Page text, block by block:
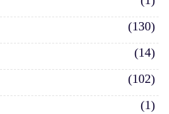
(130)
(14)
(102)
(1)